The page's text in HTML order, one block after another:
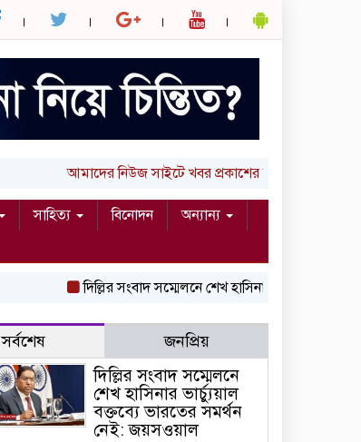
আমাদের নিউজ সাইটে খবর প্রকাশের জন্য আপনার
সাহিত্য বিনোদন
অন্যান্য
দিল্লির সংবাদ সম্মেলনে শেখ হাসিনার ভার্চ্যুয়াল
সর্বশেষ জনপ্রিয়
দিল্লির সংবাদ সম্মেলনে
শেখ হাসিনার ভার্চ্যুয়াল
বক্তব্যে ভারতের সমর্থন
নেই: জয়সওয়াল